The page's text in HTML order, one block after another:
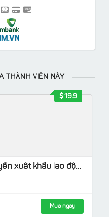
THÀNH VIÊN NÀY
Full code web đăng tuyển xuất khẩu lao động chuẩn SEO & tốc độ cao
Mua ngay
19.9